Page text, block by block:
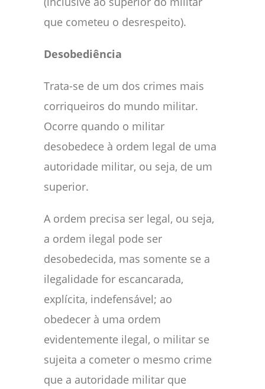
que cometeu o desrespeito).
Desobediência
Trata-se de um dos crimes mais
corriqueiros do mundo militar.
Ocorre quando o militar
desobedece à ordem legal de uma
autoridade militar, ou seja, de um
superior.
A ordem precisa ser legal, ou seja,
a ordem ilegal pode ser
desobedecida, mas somente se a
ilegalidade for escancarada,
explícita, indefensável; ao
obedecer à uma ordem
evidentemente ilegal, o militar se
sujeita a cometer o mesmo crime
que a autoridade militar que